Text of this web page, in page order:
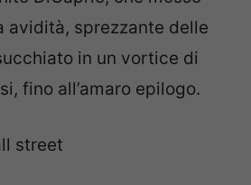
avidità, sprezzante delle
in un vortice di
fino all’amaro epilogo.